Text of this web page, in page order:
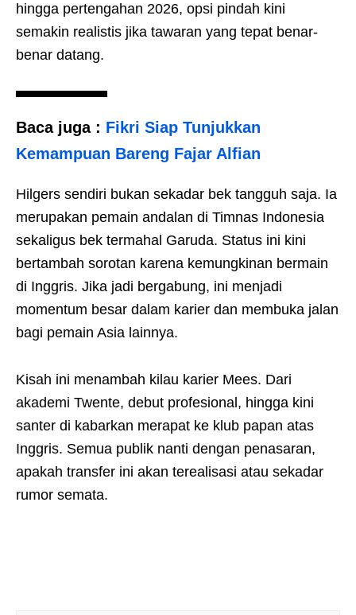
hingga pertengahan 2026, opsi pindah kini
semakin realistis jika tawaran yang tepat benar-
benar datang.
Baca juga : Fikri Siap Tunjukkan
Kemampuan Bareng Fajar Alfian
Hilgers sendiri bukan sekadar bek tangguh saja. Ia
merupakan pemain andalan di Timnas Indonesia
sekaligus bek termahal Garuda. Status ini kini
bertambah sorotan karena kemungkinan bermain
di Inggris. Jika jadi bergabung, ini menjadi
momentum besar dalam karier dan membuka jalan
bagi pemain Asia lainnya.
Kisah ini menambah kilau karier Mees. Dari
akademi Twente, debut profesional, hingga kini
santer di kabarkan merapat ke klub papan atas
Inggris. Semua publik nanti dengan penasaran,
apakah transfer ini akan terealisasi atau sekadar
rumor semata.